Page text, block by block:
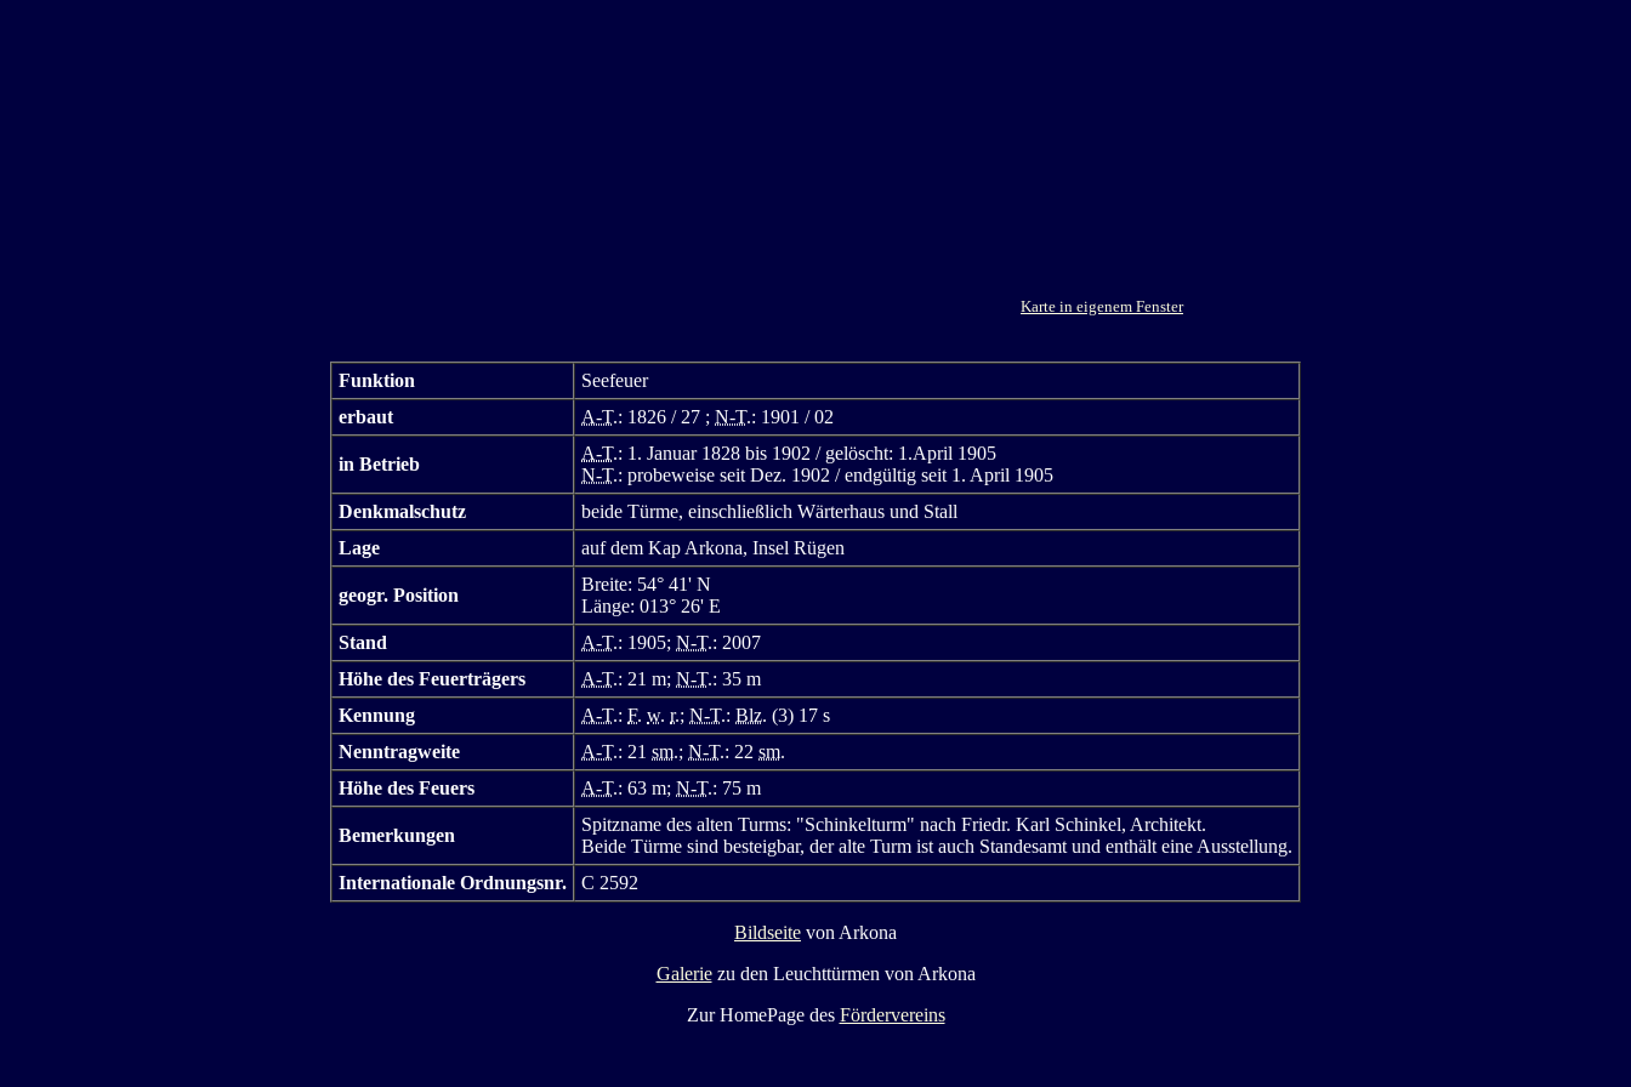
Karte in eigenem Fenster
Funktion
Seefeuer
erbaut
A-T.: 1826 / 27 ; N-T.: 1901 / 02
in Betrieb
A-T.: 1. Januar 1828 bis 1902 / gelöscht: 1.April 1905
N-T.: probeweise seit Dez. 1902 / endgültig seit 1. April 1905
Denkmalschutz
beide Türme, einschließlich Wärterhaus und Stall
Lage
auf dem Kap Arkona, Insel Rügen
geogr. Position
Breite: 54° 41' N
Länge: 013° 26' E
Stand
A-T.: 1905; N-T.: 2007
Höhe des Feuerträgers
A-T.: 21 m; N-T.: 35 m
Kennung
A-T.: F. w. r.; N-T.: Blz. (3) 17 s
Nenntragweite
A-T.: 21 sm.; N-T.: 22 sm.
Höhe des Feuers
A-T.: 63 m; N-T.: 75 m
Bemerkungen
Spitzname des alten Turms: "Schinkelturm" nach Friedr. Karl Schinkel, Architekt.
Beide Türme sind besteigbar, der alte Turm ist auch Standesamt und enthält eine Ausstellung.
Internationale Ordnungsnr.
C 2592
Bildseite von Arkona
Galeriezu den Leuchttürmen von Arkona
Zur HomePage des Fördervereins